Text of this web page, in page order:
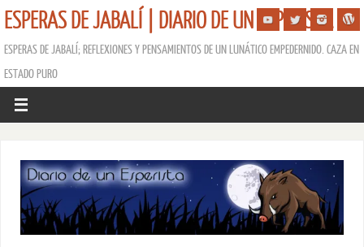
ESPERAS DE JABALÍ | DIARIO DE UN ESPERISTA
ESPERAS DE JABALÍ; REFLEXIONES Y PENSAMIENTOS DE UN LUNÁTICO EMPEDERNIDO. CAZA EN
ESTADO PURO